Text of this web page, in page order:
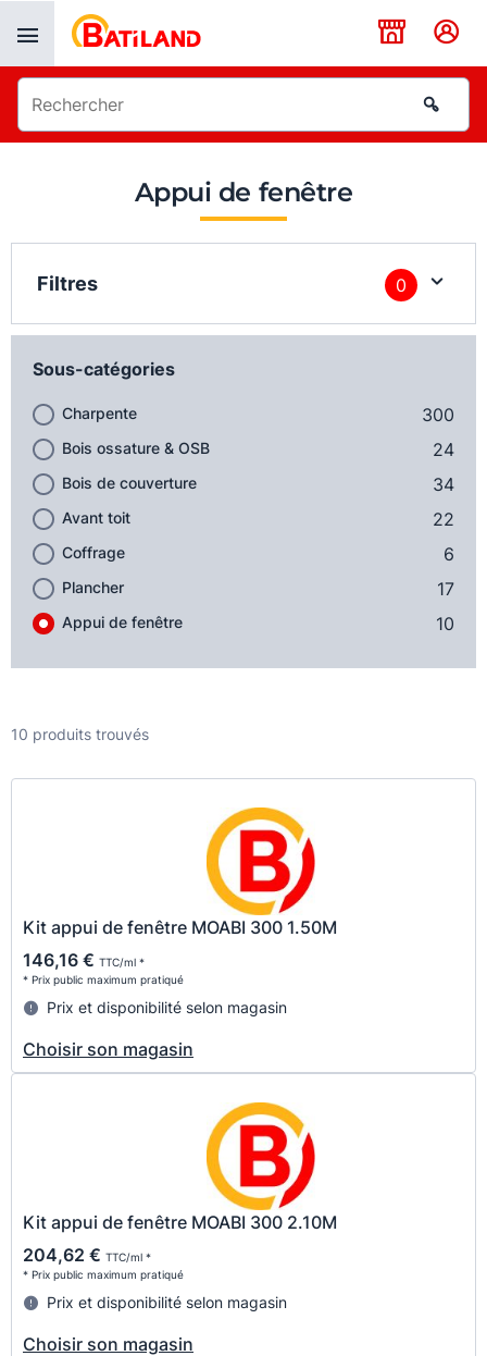
Appui de fenêtre
Filtres 0
Sous-catégories
Charpente 300
Bois ossature & OSB 24
Bois de couverture 34
Avant toit 22
Coffrage 6
Plancher 17
Appui de fenêtre 10
10 produits trouvés
Kit appui de fenêtre MOABI 300 1.50M
146,16 € TTC/ml *
* Prix public maximum pratiqué
Prix et disponibilité selon magasin
Choisir son magasin
Kit appui de fenêtre MOABI 300 2.10M
204,62 € TTC/ml *
* Prix public maximum pratiqué
Prix et disponibilité selon magasin
Choisir son magasin
Panneau de gestion des cookies